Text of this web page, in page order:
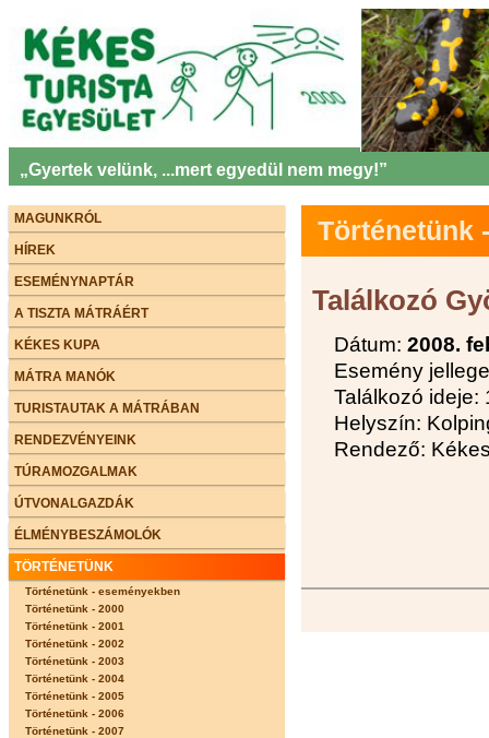
„Gyertek velünk, ...mert egyedül nem megy!”
MAGUNKRÓL
HÍREK
ESEMÉNYNAPTÁR
A TISZTA MÁTRÁÉRT
KÉKES KUPA
MÁTRA MANÓK
TURISTAUTAK A MÁTRÁBAN
RENDEZVÉNYEINK
TÚRAMOZGALMAK
ÚTVONALGAZDÁK
ÉLMÉNYBESZÁMOLÓK
TÖRTÉNETÜNK
Történetünk - eseményekben
Történetünk - 2000
Történetünk - 2001
Történetünk - 2002
Történetünk - 2003
Történetünk - 2004
Történetünk - 2005
Történetünk - 2006
Történetünk - 2007
Történetünk
Találkozó
Dátum: 2008.
Esemény
Találkozó ideje:
Helyszín:
Rendező: